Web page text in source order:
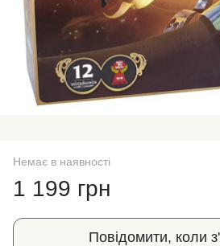
Немає в наявності
1 199 грн
Повідомити, коли